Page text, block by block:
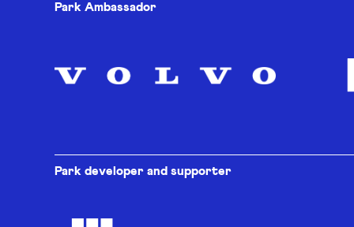
Park Ambassador
Park developer and supporter